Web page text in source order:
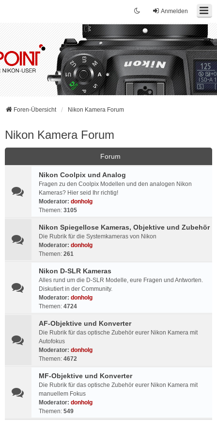
Anmelden
Foren-Übersicht Nikon Kamera Forum
Nikon Kamera Forum
Forum
Nikon Coolpix und Analog
Fragen zu den Coolpix Modellen und den analogen Nikon
Kameras? Hier seid Ihr richtig!
Moderator: donholg
Themen: 3105
Nikon Spiegellose Kameras, Objektive und Zubehör
Die Rubrik für die Systemkameras von Nikon
Moderator: donholg
Themen: 261
Nikon D-SLR Kameras
Alles rund um die D-SLR Modelle, eure Fragen und Antworten.
Diskutiert in der Community.
Moderator: donholg
Themen: 4724
AF-Objektive und Konverter
Die Rubrik für das optische Zubehör eurer Nikon Kamera mit
Autofokus
Moderator: donholg
Themen: 4672
MF-Objektive und Konverter
Die Rubrik für das optische Zubehör eurer Nikon Kamera mit
manuellem Fokus
Moderator: donholg
Themen: 549